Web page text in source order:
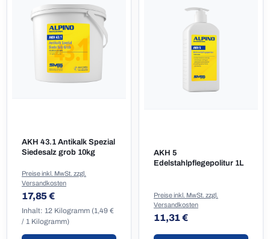
AKH 43.1 Antikalk Spezial
Siedesalz grob 10kg
Inhalt: 12 Kilogramm (1,49 €
/ 1 Kilogramm)
Regulärer Preis:
17,85 €
Preise inkl. MwSt. zzgl.
Versandkosten
AKH 5
Edelstahlpflegepolitur 1L
Regulärer Preis:
11,31 €
Preise inkl. MwSt. zzgl.
Versandkosten